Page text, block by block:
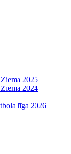
2025
2024
līga 2026